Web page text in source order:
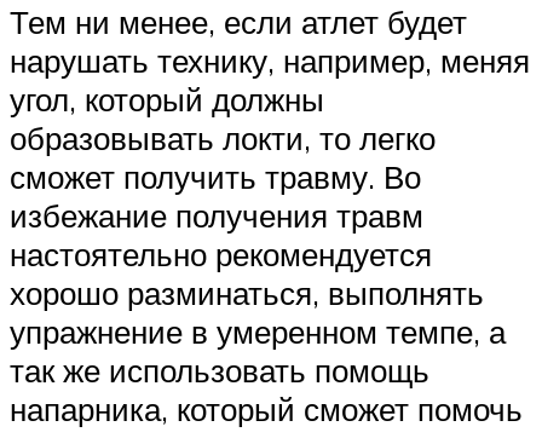
Тем ни менее, если атлет будет
нарушать технику, например, меняя
угол, который должны
образовывать локти, то легко
сможет получить травму. Во
избежание получения травм
настоятельно рекомендуется
хорошо разминаться, выполнять
упражнение в умеренном темпе, а
так же использовать помощь
напарника, который сможет помочь